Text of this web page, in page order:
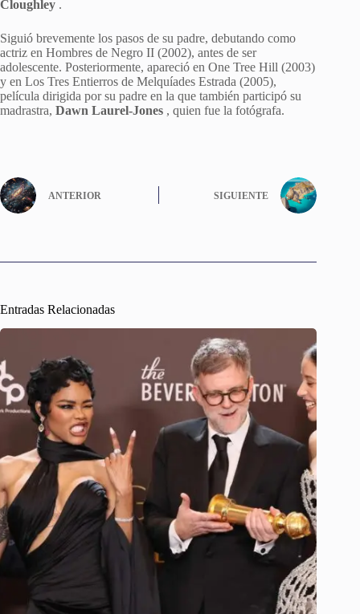
Cloughley .
Siguió brevemente los pasos de su padre, debutando como
actriz en Hombres de Negro II (2002), antes de ser
adolescente. Posteriormente, apareció en One Tree Hill (2003)
y en Los Tres Entierros de Melquíades Estrada (2005),
película dirigida por su padre en la que también participó su
madrastra, Dawn Laurel-Jones , quien fue la fotógrafa.
ANTERIOR SIGUIENTE
Entradas Relacionadas